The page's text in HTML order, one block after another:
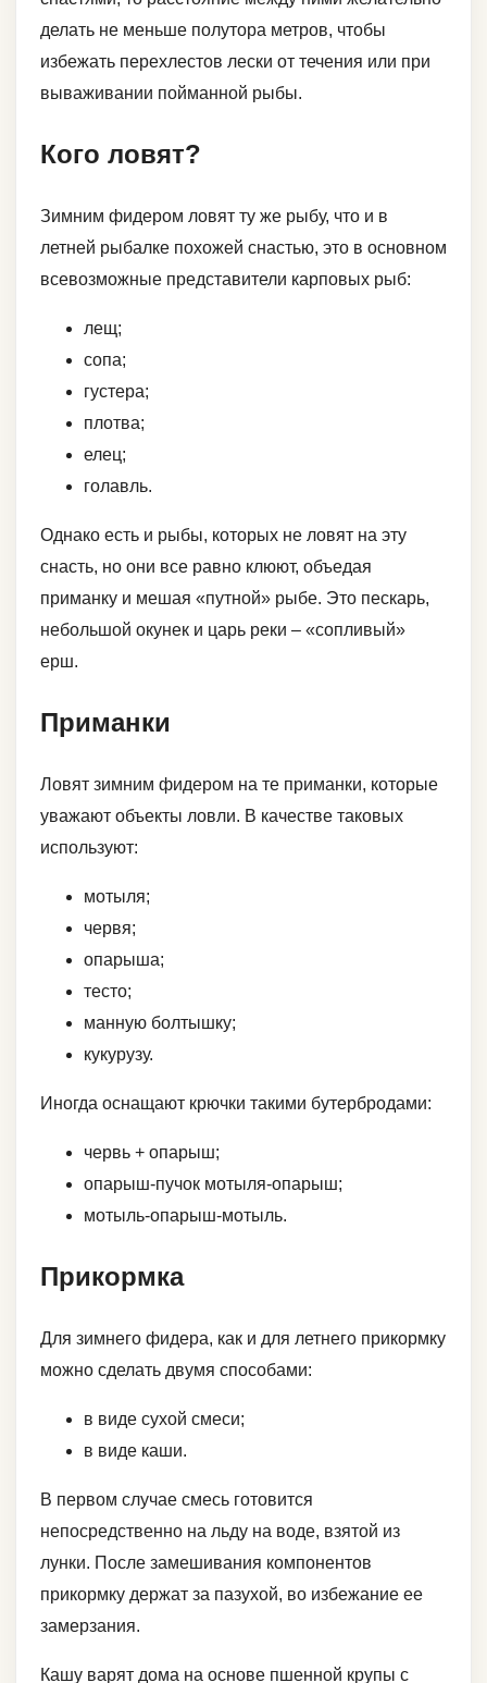
делать не меньше полутора метров, чтобы
избежать перехлестов лески от течения или при
вываживании пойманной рыбы.
Кого ловят?
Зимним фидером ловят ту же рыбу, что и в
летней рыбалке похожей снастью, это в основном
всевозможные представители карповых рыб:
лещ;
сопа;
густера;
плотва;
елец;
голавль.
Однако есть и рыбы, которых не ловят на эту
снасть, но они все равно клюют, объедая
приманку и мешая «путной» рыбе. Это пескарь,
небольшой окунек и царь реки – «сопливый»
ерш.
Приманки
Ловят зимним фидером на те приманки, которые
уважают объекты ловли. В качестве таковых
используют:
мотыля;
червя;
опарыша;
тесто;
манную болтышку;
кукурузу.
Иногда оснащают крючки такими бутербродами:
червь + опарыш;
опарыш-пучок мотыля-опарыш;
мотыль-опарыш-мотыль.
Прикормка
Для зимнего фидера, как и для летнего прикормку
можно сделать двумя способами:
в виде сухой смеси;
в виде каши.
В первом случае смесь готовится
непосредственно на льду на воде, взятой из
лунки. После замешивания компонентов
прикормку держат за пазухой, во избежание ее
замерзания.
Кашу варят дома на основе пшенной крупы с